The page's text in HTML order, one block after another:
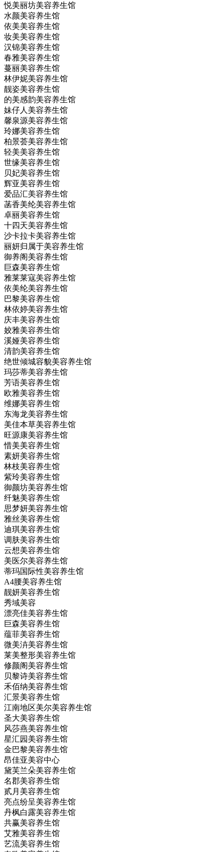
悦美丽坊美容养生馆
水颜美容养生馆
依美美容养生馆
妆美美容养生馆
汉锦美容养生馆
春雅美容养生馆
蔓丽美容养生馆
林伊妮美容养生馆
靓姿美容养生馆
的美感韵美容养生馆
妹仔人美容养生馆
馨泉源美容养生馆
玲娜美容养生馆
柏景荟美容养生馆
轻美美容养生馆
世缘美容养生馆
贝妃美容养生馆
辉亚美容养生馆
爱品汇美容养生馆
菡香美纶美容养生馆
卓丽美容养生馆
十四天美容养生馆
沙卡拉卡美容养生馆
丽妍归属于美容养生馆
御养阁美容养生馆
巨森美容养生馆
雅莱莱寇美容养生馆
依美纶美容养生馆
巴黎美容养生馆
林依婷美容养生馆
庆丰美容养生馆
姣雅美容养生馆
溪娅美容养生馆
清韵美容养生馆
绝世倾城容貌美容养生馆
玛莎蒂美容养生馆
芳语美容养生馆
欧雅美容养生馆
维娜美容养生馆
东海龙美容养生馆
美佳本草美容养生馆
旺源康美容养生馆
惜美美容养生馆
素妍美容养生馆
林枝美容养生馆
紫玲美容养生馆
御颜坊美容养生馆
纤魅美容养生馆
思梦妍美容养生馆
雅丝美容养生馆
迪琪美容养生馆
调肤美容养生馆
云想美容养生馆
美医尔美容养生馆
蒂玛国际性美容养生馆
A4腰美容养生馆
靓妍美容养生馆
秀域美容
漂亮佳美容养生馆
巨森美容养生馆
蕴菲美容养生馆
微美泋美容养生馆
莱美整形美容养生馆
修颜阁美容养生馆
贝黎诗美容养生馆
禾佰纳美容养生馆
汇景美容养生馆
江南地区美尔美容养生馆
圣大美容养生馆
风莎燕美容养生馆
星汇园美容养生馆
金巴黎美容养生馆
昂佳亚美容中心
黛芙兰朵美容养生馆
名郡美容养生馆
贰月美容养生馆
亮点纷呈美容养生馆
丹枫白露美容养生馆
共赢美容养生馆
艾雅美容养生馆
艺流美容养生馆